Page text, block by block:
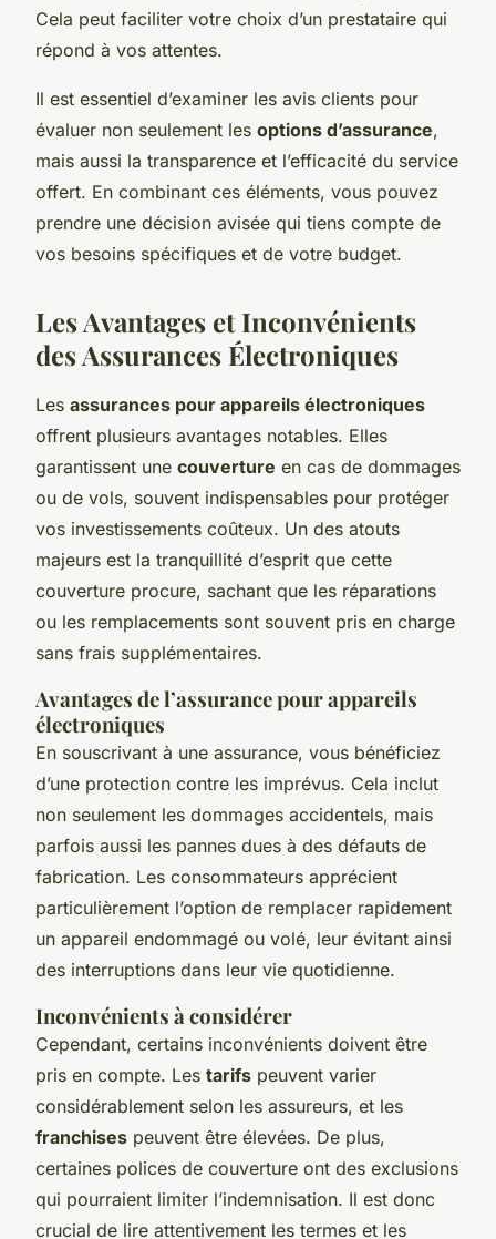
Cela peut faciliter votre choix d’un prestataire qui
répond à vos attentes.
Il est essentiel d’examiner les avis clients pour
évaluer non seulement les options d’assurance,
mais aussi la transparence et l’efficacité du service
offert. En combinant ces éléments, vous pouvez
prendre une décision avisée qui tiens compte de
vos besoins spécifiques et de votre budget.
Les Avantages et Inconvénients
des Assurances Électroniques
Les assurances pour appareils électroniques
offrent plusieurs avantages notables. Elles
garantissent une couverture en cas de dommages
ou de vols, souvent indispensables pour protéger
vos investissements coûteux. Un des atouts
majeurs est la tranquillité d’esprit que cette
couverture procure, sachant que les réparations
ou les remplacements sont souvent pris en charge
sans frais supplémentaires.
Avantages de l’assurance pour appareils
électroniques
En souscrivant à une assurance, vous bénéficiez
d’une protection contre les imprévus. Cela inclut
non seulement les dommages accidentels, mais
parfois aussi les pannes dues à des défauts de
fabrication. Les consommateurs apprécient
particulièrement l’option de remplacer rapidement
un appareil endommagé ou volé, leur évitant ainsi
des interruptions dans leur vie quotidienne.
Inconvénients à considérer
Cependant, certains inconvénients doivent être
pris en compte. Les tarifs peuvent varier
considérablement selon les assureurs, et les
franchises peuvent être élevées. De plus,
certaines polices de couverture ont des exclusions
qui pourraient limiter l’indemnisation. Il est donc
crucial de lire attentivement les termes et les